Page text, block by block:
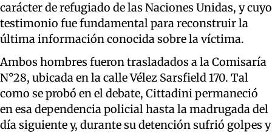
carácter de refugiado de las Naciones Unidas, y cuyo
testimonio fue fundamental para reconstruir la
última información conocida sobre la víctima.
Ambos hombres fueron trasladados a la Comisaría
N°28, ubicada en la calle Vélez Sarsfield 170. Tal
como se probó en el debate, Cittadini permaneció
en esa dependencia policial hasta la madrugada del
día siguiente y, durante su detención sufrió golpes y